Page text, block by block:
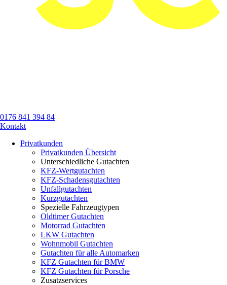
0176 841 394 84
Kontakt
Privatkunden
Privatkunden Übersicht
Unterschiedliche Gutachten
KFZ-Wertgutachten
KFZ-Schadensgutachten
Unfallgutachten
Kurzgutachten
Spezielle Fahrzeugtypen
Oldtimer Gutachten
Motorrad Gutachten
LKW Gutachten
Wohnmobil Gutachten
Gutachten für alle Automarken
KFZ Gutachten für BMW
KFZ Gutachten für Porsche
Zusatzservices